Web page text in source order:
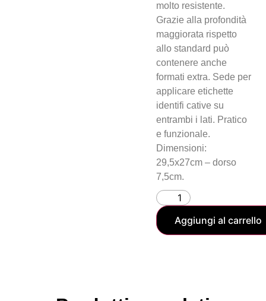
molto resistente.
Grazie alla profondità
maggiorata rispetto
allo standard può
contenere anche
formati extra. Sede per
applicare etichette
identifi cative su
entrambi i lati. Pratico
e funzionale.
Dimensioni:
29,5x27cm – dorso
7,5cm.
Aggiungi al carrello